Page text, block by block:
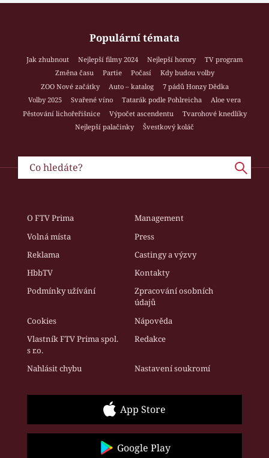
Populární témata
Jak zhubnout Nejlepší filmy 2024 Nejlepší horory
TV program
Změna času
Partie Počasí
Kdy budou volby
ZOO Nové začátky
Auto – katalog
7 pádů Honzy Dědka
Volby 2025
Svařené víno Tatarák podle Pohlreicha
Aloe vera
Pěstování lichořeřišnice
Výpočet ascendentu
Tvarohové knedlíky
Nejlepší palačinky
Švestkový koláč
O FTV Prima
Management
Volná místa
Press
Reklama
Castingy a výzvy
HbbTV
Kontakty
Podmínky užívání
Zpracování osobních
údajů
Cookies
Nápověda
Vlastník FTV Prima spol.
s r.o.
Redakce
Nahlásit chybu Nastavení soukromí
App Store
Google Play